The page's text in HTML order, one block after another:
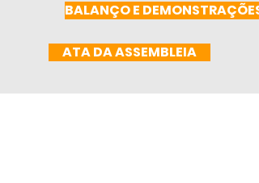
BALANÇO E DEMONSTRAÇÕES
ATA DA ASSEMBLEIA